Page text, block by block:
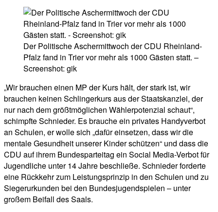
Der Politische Aschermittwoch der CDU Rheinland-
Pfalz fand in Trier vor mehr als 1000 Gästen statt. –
Screenshot: gik
„Wir brauchen einen MP der Kurs hält, der stark ist, wir
brauchen keinen Schlingerkurs aus der Staatskanzlei, der
nur nach dem größtmöglichen Wählerpotenzial schaut“,
schimpfte Schnieder. Es brauche ein privates Handyverbot
an Schulen, er wolle sich „dafür einsetzen, dass wir die
mentale Gesundheit unserer Kinder schützen“ und dass die
CDU auf ihrem Bundesparteitag ein Social Media-Verbot für
Jugendliche unter 14 Jahre beschließe. Schnieder forderte
eine Rückkehr zum Leistungsprinzip in den Schulen und zu
Siegerurkunden bei den Bundesjugendspielen – unter
großem Beifall des Saals.